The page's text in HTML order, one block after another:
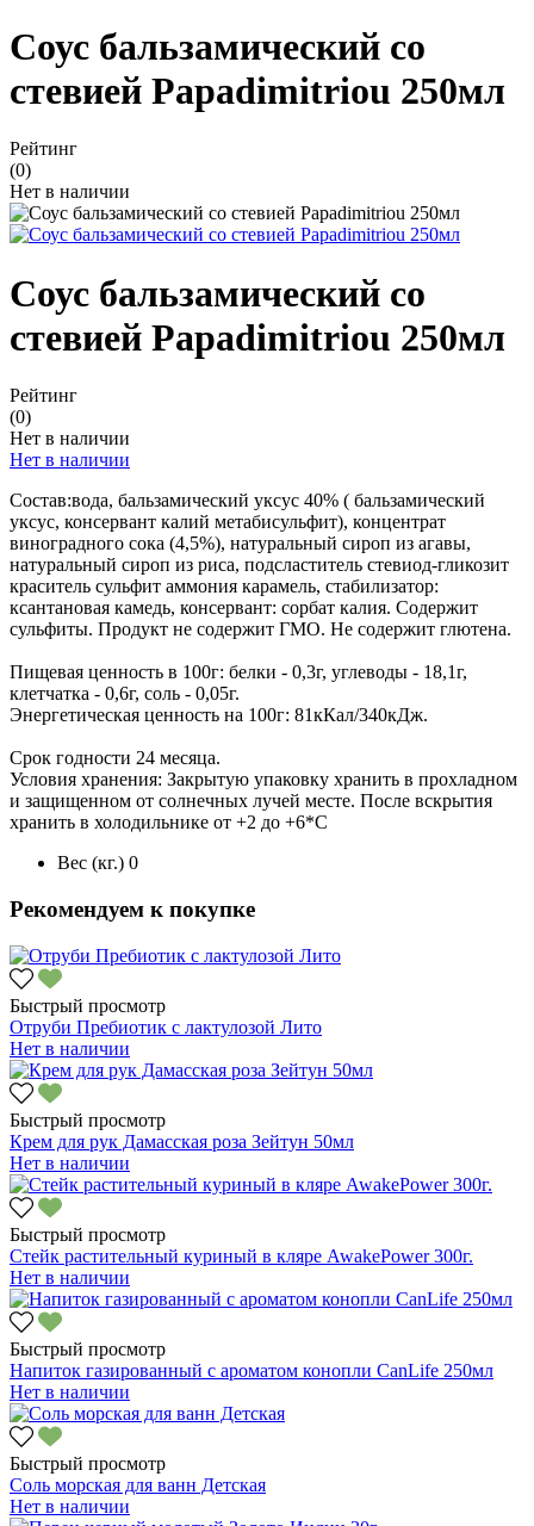
Соус бальзамический со
стевией Papadimitriou 250мл
Рейтинг
(0)
Нет в наличии
Соус бальзамический со
стевией Papadimitriou 250мл
Рейтинг
(0)
Нет в наличии
Нет в наличии
Состав:вода, бальзамический уксус 40% ( бальзамический
уксус, консервант калий метабисульфит), концентрат
виноградного сока (4,5%), натуральный сироп из агавы,
натуральный сироп из риса, подсластитель стевиод-гликозит
краситель сульфит аммония карамель, стабилизатор:
ксантановая камедь, консервант: сорбат калия. Содержит
сульфиты. Продукт не содержит ГМО. Не содержит глютена.
Пищевая ценность в 100г: белки - 0,3г, углеводы - 18,1г,
клетчатка - 0,6г, соль - 0,05г.
Энергетическая ценность на 100г: 81кКал/340кДж.
Срок годности 24 месяца.
Условия хранения: Закрытую упаковку хранить в прохладном
и защищенном от солнечных лучей месте. После вскрытия
хранить в холодильнике от +2 до +6*С
Вес (кг.) 0
Рекомендуем к покупке
Быстрый просмотр
Отруби Пребиотик с лактулозой Лито
Нет в наличии
Быстрый просмотр
Крем для рук Дамасская роза Зейтун 50мл
Нет в наличии
Быстрый просмотр
Стейк растительный куриный в кляре AwakePower 300г.
Нет в наличии
Быстрый просмотр
Напиток газированный с ароматом конопли CanLife 250мл
Нет в наличии
Быстрый просмотр
Соль морская для ванн Детская
Нет в наличии